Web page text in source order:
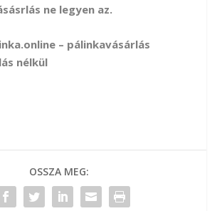
ne legyen az.
– pálinkavásárlás
nélkül
OSSZA MEG: